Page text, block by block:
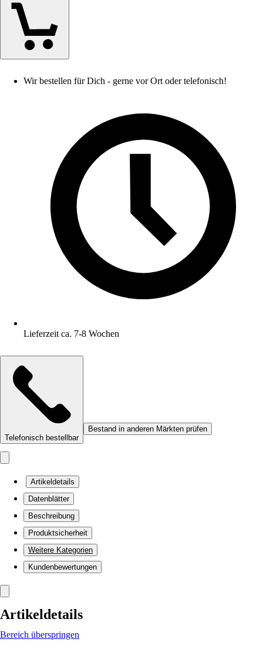
Wir bestellen für Dich - gerne vor Ort oder telefonisch!
Lieferzeit ca. 7-8 Wochen
Telefonisch bestellbar
Bestand in anderen Märkten prüfen
Artikeldetails
Datenblätter
Beschreibung
Produktsicherheit
Weitere Kategorien
Kundenbewertungen
Artikeldetails
Bereich überspringen